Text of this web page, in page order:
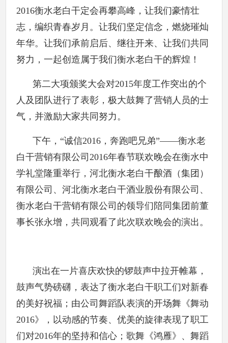
2016衡水老白干定会再攀高峰，让我们豪情壮
志，编织青春岁月。让我们坚定信念，燃烧璀灿
年华。让我们承前启后、继往开来、让我们共同
努力，一起创造属于我们衡水老白干的辉煌！
第二大项颁奖大会对2015年度工作突出的个
人及团队进行了表彰，极大鼓舞了营销人员的士
气，并激励大家共同努力。
下午，“诚信2016，奔跑吧兄弟”——衡水老
白干营销有限公司2016年春节联欢晚会在衡水中
学礼堂隆重举行，河北衡水老白干酿酒（集团）
有限公司、河北衡水老白干酒业股份有限公司、
衡水老白干营销有限公司的领导们陪同集团前董
事长张永增，共同观看了此次联欢晚会的演出。
演出在一片喜庆欢快的锣鼓声中拉开帷幕，
鼓声气势磅礴，表达了衡水老白干职工们对新春
的美好祝福；由公司舞蹈队表演的开场舞《舞动
2016》，以动感的节奏、优美的旋律表现了职工
们对2016年的坚持和信心；歌舞《鸿雁》、舞蹈